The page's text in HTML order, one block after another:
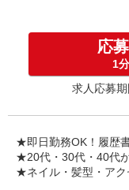
入社祝い金10
お友達を紹介
インセンティ
゜・。○。・
応
1
求人応募
★即日勤務OK！履歴
★20代・30代・40代
★ネイル・髪型・アク